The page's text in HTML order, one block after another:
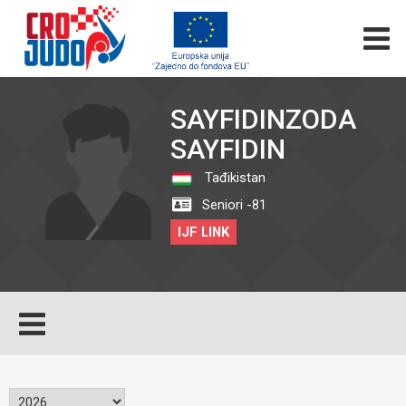
SAYFIDINZODA
SAYFIDIN
Tađikistan
Seniori -81
IJF LINK